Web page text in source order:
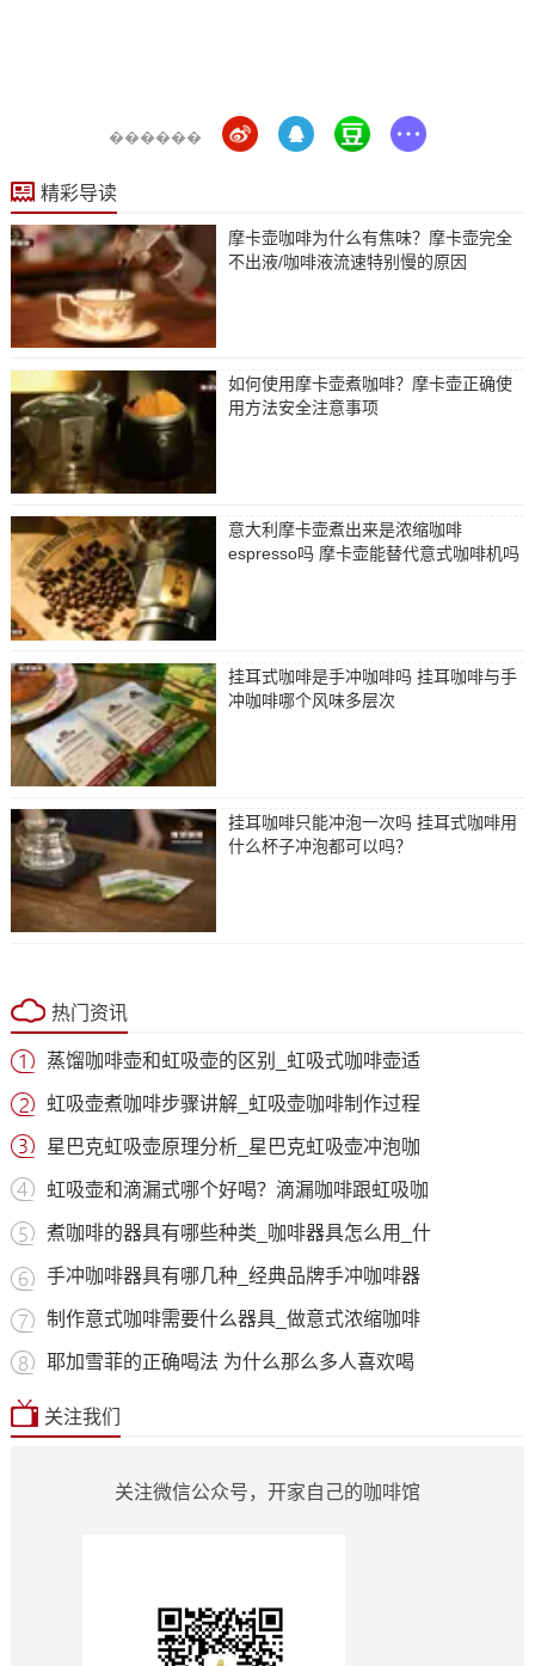
������
精彩导读
摩卡壶咖啡为什么有焦味？摩卡壶完全
不出液/咖啡液流速特别慢的原因
如何使用摩卡壶煮咖啡？摩卡壶正确使
用方法安全注意事项
意大利摩卡壶煮出来是浓缩咖啡
espresso吗 摩卡壶能替代意式咖啡机吗
挂耳式咖啡是手冲咖啡吗 挂耳咖啡与手
冲咖啡哪个风味多层次
挂耳咖啡只能冲泡一次吗 挂耳式咖啡用
什么杯子冲泡都可以吗？
热门资讯
蒸馏咖啡壶和虹吸壶的区别_虹吸式咖啡壶适
虹吸壶煮咖啡步骤讲解_虹吸壶咖啡制作过程
星巴克虹吸壶原理分析_星巴克虹吸壶冲泡咖
虹吸壶和滴漏式哪个好喝？滴漏咖啡跟虹吸咖
煮咖啡的器具有哪些种类_咖啡器具怎么用_什
手冲咖啡器具有哪几种_经典品牌手冲咖啡器
制作意式咖啡需要什么器具_做意式浓缩咖啡
耶加雪菲的正确喝法 为什么那么多人喜欢喝
关注我们
关注微信公众号，开家自己的咖啡馆